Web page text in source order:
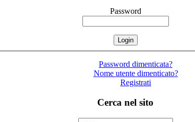
Password
Password dimenticata?
Nome utente dimenticato?
Registrati
Cerca nel sito